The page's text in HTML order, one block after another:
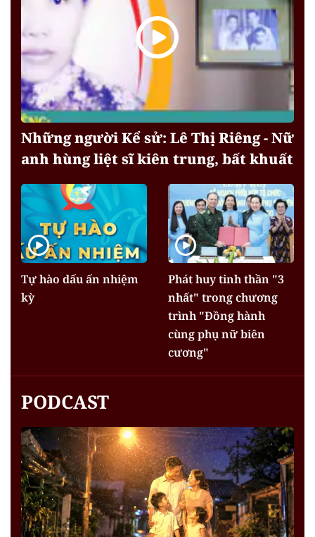
Những người Kể sử: Lê Thị Riêng - Nữ
anh hùng liệt sĩ kiên trung, bất khuất
Tự hào dấu ấn nhiệm
kỳ
Phát huy tinh thần "3
nhất" trong chương
trình "Đồng hành
cùng phụ nữ biên
cương"
PODCAST